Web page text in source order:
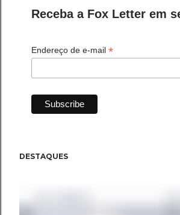
Receba a Fox Letter em
Endereço de e-mail *
DESTAQUES